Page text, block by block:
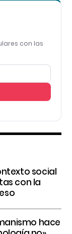
con las
social
con la
hace